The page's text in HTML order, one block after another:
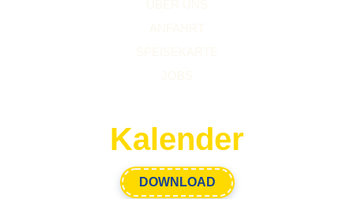
Kalender
DOWNLOAD